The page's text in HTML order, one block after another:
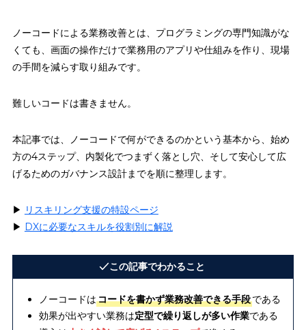
ノーコードによる業務改善とは、プログラミングの専門知識がな
くても、画面の操作だけで業務用のアプリや仕組みを作り、現場
の手間を減らす取り組みです。
難しいコードは書きません。
本記事では、ノーコードで何ができるのかという基本から、始め
方の4ステップ、内製化でつまずく落とし穴、そして安心して広
げるためのガバナンス設計までを順に整理します。
▶︎ リスキリング支援の特設ページ
▶︎ DXに必要なスキルを役割別に解説
この記事でわかること
ノーコードはコードを書かず業務改善できる手段である
効果が出やすい業務は定型で繰り返しが多い作業である